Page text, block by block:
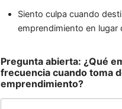
Siento culpa cuando
emprendimiento en lugar
Pregunta abierta: ¿Qué
frecuencia cuando toma
emprendimiento?